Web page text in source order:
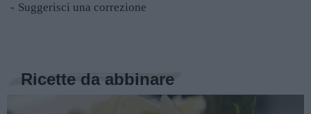
Suggerisci una correzione
Ricette da abbinare